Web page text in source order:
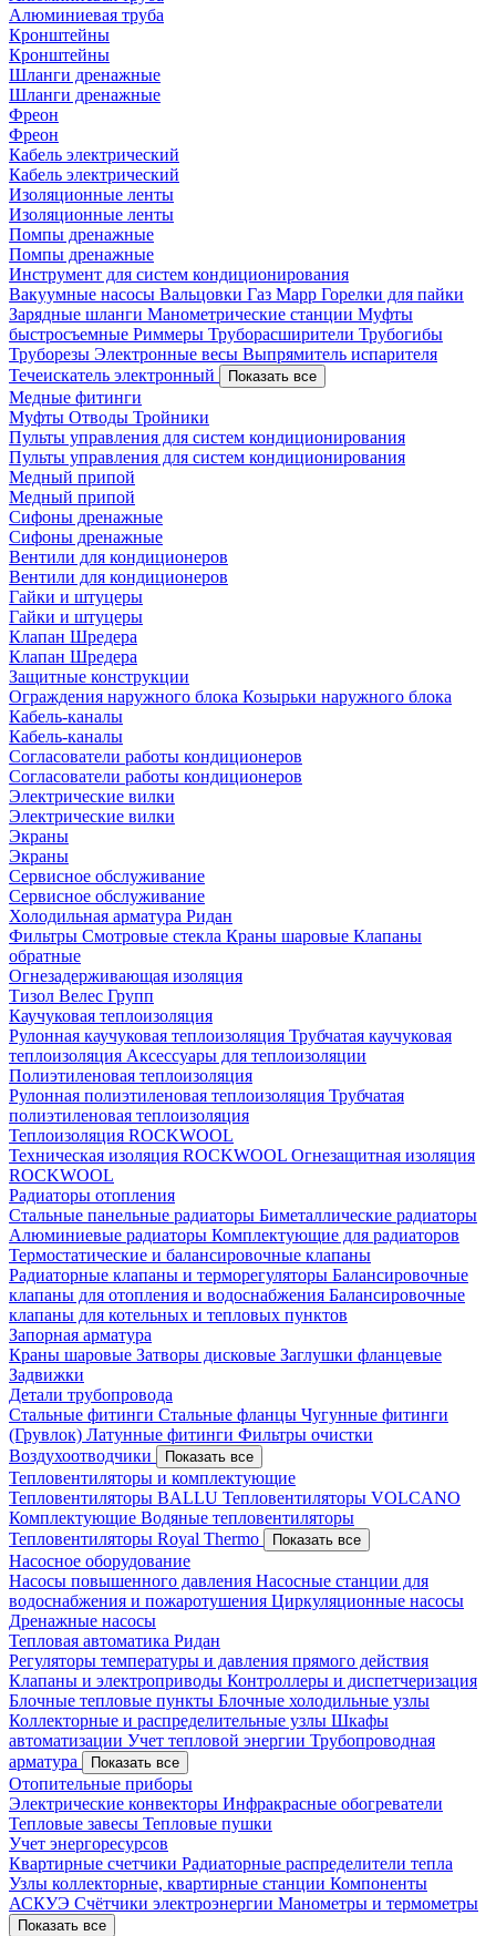
Алюминиевая труба
Кронштейны
Кронштейны
Шланги дренажные
Шланги дренажные
Фреон
Фреон
Кабель электрический
Кабель электрический
Изоляционные ленты
Изоляционные ленты
Помпы дренажные
Помпы дренажные
Инструмент для систем кондиционирования
Вакуумные насосы Вальцовки Газ Mapp Горелки для пайки
Зарядные шланги Манометрические станции Муфты
быстросъемные Риммеры Труборасширители Трубогибы
Труборезы Электронные весы Выпрямитель испарителя
Течеискатель электронный
Показать все
Медные фитинги
Муфты Отводы Тройники
Пульты управления для систем кондиционирования
Пульты управления для систем кондиционирования
Медный припой
Медный припой
Сифоны дренажные
Сифоны дренажные
Вентили для кондиционеров
Вентили для кондиционеров
Гайки и штуцеры
Гайки и штуцеры
Клапан Шредера
Клапан Шредера
Защитные конструкции
Ограждения наружного блока Козырьки наружного блока
Кабель-каналы
Кабель-каналы
Согласователи работы кондиционеров
Согласователи работы кондиционеров
Электрические вилки
Электрические вилки
Экраны
Экраны
Сервисное обслуживание
Сервисное обслуживание
Холодильная арматура Ридан
Фильтры Смотровые стекла Краны шаровые Клапаны
обратные
Огнезадерживающая изоляция
Тизол Велес Групп
Каучуковая теплоизоляция
Рулонная каучуковая теплоизоляция Трубчатая каучуковая
теплоизоляция Аксессуары для теплоизоляции
Полиэтиленовая теплоизоляция
Рулонная полиэтиленовая теплоизоляция Трубчатая
полиэтиленовая теплоизоляция
Теплоизоляция ROCKWOOL
Техническая изоляция ROCKWOOL Огнезащитная изоляция
ROCKWOOL
Радиаторы отопления
Стальные панельные радиаторы Биметаллические радиаторы
Алюминиевые радиаторы Комплектующие для радиаторов
Термостатические и балансировочные клапаны
Радиаторные клапаны и терморегуляторы Балансировочные
клапаны для отопления и водоснабжения Балансировочные
клапаны для котельных и тепловых пунктов
Запорная арматура
Краны шаровые Затворы дисковые Заглушки фланцевые
Задвижки
Детали трубопровода
Стальные фитинги Стальные фланцы Чугунные фитинги
(Грувлок) Латунные фитинги Фильтры очистки
Воздухоотводчики
Показать все
Тепловентиляторы и комплектующие
Тепловентиляторы BALLU Тепловентиляторы VOLCANO
Комплектующие Водяные тепловентиляторы
Тепловентиляторы Royal Thermo
Показать все
Насосное оборудование
Насосы повышенного давления Насосные станции для
водоснабжения и пожаротушения Циркуляционные насосы
Дренажные насосы
Тепловая автоматика Ридан
Регуляторы температуры и давления прямого действия
Клапаны и электроприводы Контроллеры и диспетчеризация
Блочные тепловые пункты Блочные холодильные узлы
Коллекторные и распределительные узлы Шкафы
автоматизации Учет тепловой энергии Трубопроводная
арматура
Показать все
Отопительные приборы
Электрические конвекторы Инфракрасные обогреватели
Тепловые завесы Тепловые пушки
Учет энергоресурсов
Квартирные счетчики Радиаторные распределители тепла
Узлы коллекторные, квартирные станции Компоненты
АСКУЭ Счётчики электроэнергии Манометры и термометры
Показать все